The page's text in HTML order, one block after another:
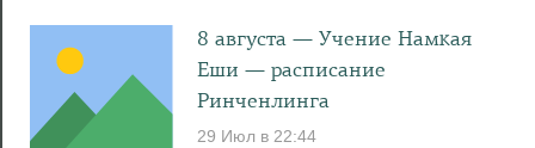
8 августа — Учение Намкая
Еши — расписание
Ринченлинга
29 Июл в 22:44